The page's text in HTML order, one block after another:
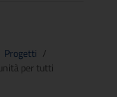
Progetti /
per tutti